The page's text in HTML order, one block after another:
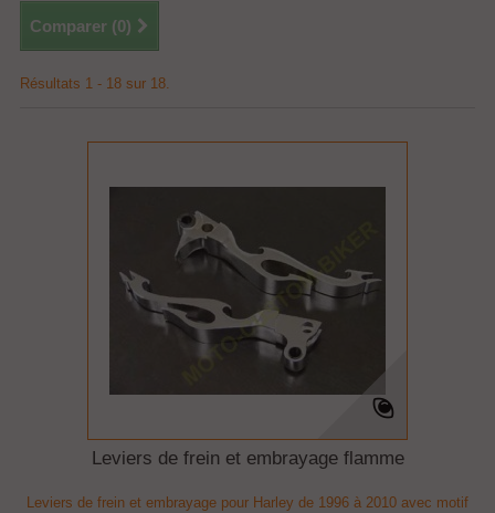
Comparer (0)
Résultats 1 - 18 sur 18.
Leviers de frein et embrayage flamme
Leviers de frein et embrayage pour Harley de 1996 à 2010 avec motif